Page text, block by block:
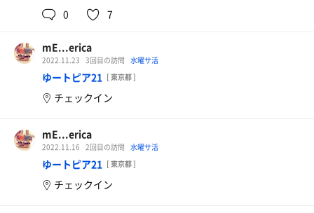
なんだこれ幸せすぎるんだが😭😭😭
#HARMAA SAUNA
グレーのサウナ。
オーソドックスだから落ち着ける。
どのサウナ室も、背もたれが安心の115° 😂💗
この背もたれは最高です。天才。
水風呂 SYVÄ
深い方の水風呂。こっちが好き！
がっつり潜ってそのまま外気浴。これ最高✨️
ロッキングチェアでユラユラしてたら
いつの間にか1時間以上経ってました(笑)
こんどはごはんも食べたいなー✨️
0 7
mE...erica
2022.11.23 3回目の訪問 水曜サ活
ゆートピア21 [ 東京都 ]
チェックイン
mE...erica
2022.11.16 2回目の訪問 水曜サ活
ゆートピア21 [ 東京都 ]
チェックイン